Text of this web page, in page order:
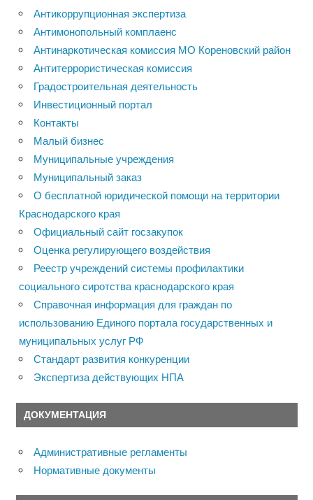
Антикоррупционная экспертиза
Антимонопольный комплаенс
Антинаркотическая комиссия МО Кореновский район
Антитеррористическая комиссия
Градостроительная деятельность
Инвестиционный портал
Контакты
Малый бизнес
Муниципальные учреждения
Муниципальный заказ
О бесплатной юридической помощи на территории
Краснодарского края
Официальный сайт госзакупок
Оценка регулирующего воздействия
Реестр учреждений системы профилактики
социального сиротства краснодарского края
Справочная информация для граждан по
использованию Единого портала государственных и
муниципальных услуг РФ
Стандарт развития конкуренции
Экспертиза действующих НПА
ДОКУМЕНТАЦИЯ
Административные регламенты
Нормативные документы